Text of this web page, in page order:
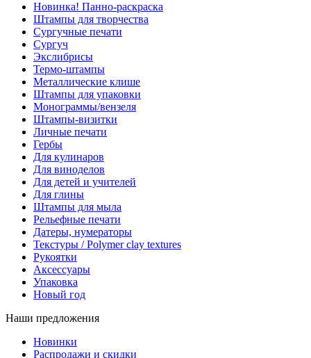
Новинка! Панно-раскраска
Штампы для творчества
Сургучные печати
Сургуч
Экслибрисы
Термо-штампы
Металлические клише
Штампы для упаковки
Монограммы/вензеля
Штампы-визитки
Личные печати
Гербы
Для кулинаров
Для виноделов
Для детей и учителей
Для глины
Штампы для мыла
Рельефные печати
Датеры, нумераторы
Текстуры / Polymer clay textures
Рукоятки
Аксессуары
Упаковка
Новый год
Наши предложения
Новинки
Распродажи и скидки